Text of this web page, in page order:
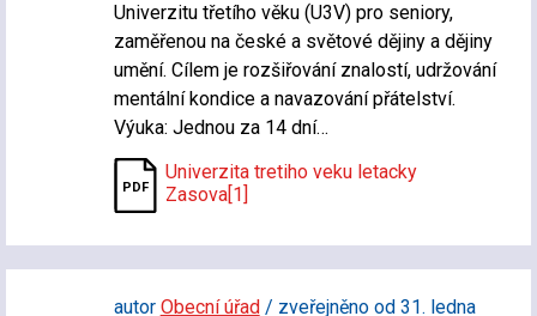
Univerzitu třetího věku (U3V) pro seniory,
zaměřenou na české a světové dějiny a dějiny
umění. Cílem je rozšiřování znalostí, udržování
mentální kondice a navazování přátelství.
Výuka: Jednou za 14 dní…
Univerzita tretiho veku letacky
Zasova[1]
autor Obecní úřad/ zveřejněno od 31. ledna